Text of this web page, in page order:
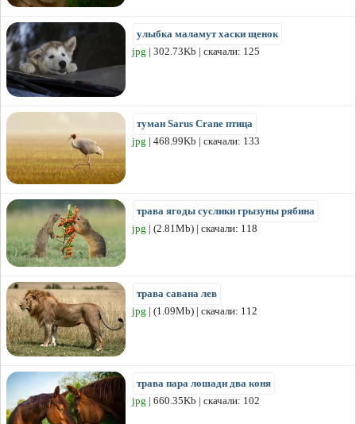
улыбка маламут хаски щенок
jpg | 302.73Kb | скачали: 125
туман Sarus Crane птица
jpg | 468.99Kb | скачали: 133
трава ягоды суслики грызуны рябина
jpg | (2.81Mb) | скачали: 118
трава савана лев
jpg | (1.09Mb) | скачали: 112
трава пара лошади два коня
jpg | 660.35Kb | скачали: 102